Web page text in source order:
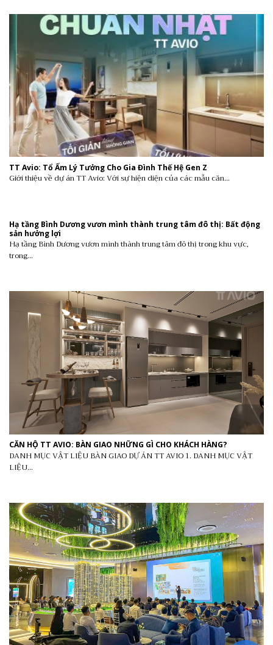
TT Avio: Tổ Ấm Lý Tưởng Cho Gia Đình Thế Hệ Gen Z
Giới thiệu về dự án TT Avio: Với sự hiện diện của các mẫu căn...
Hạ tầng Bình Dương vươn mình thành trung tâm đô thị: Bất động
sản hưởng lợi
Hạ tầng Bình Dương vươn mình thành trung tâm đô thị trong khu vực,
trong...
CĂN HỘ TT AVIO: BÀN GIAO NHỮNG GÌ CHO KHÁCH HÀNG?
DANH MỤC VẬT LIỆU BÀN GIAO DỰ ÁN TT AVIO 1. DANH MỤC VẬT
LIỆU...